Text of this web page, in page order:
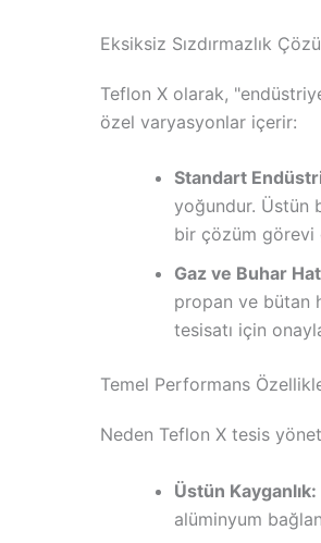
Eksiksiz Sızdırmazlık
Teflon X olarak,
özel varyasyonlar içerir:
Standart
yoğundur. Üstün
bir çözüm görevi
Gaz ve Buhar
propan ve bütan
tesisatı için
Temel Performans
Neden Teflon X tesis
Üstün Kayganlık:
alüminyum